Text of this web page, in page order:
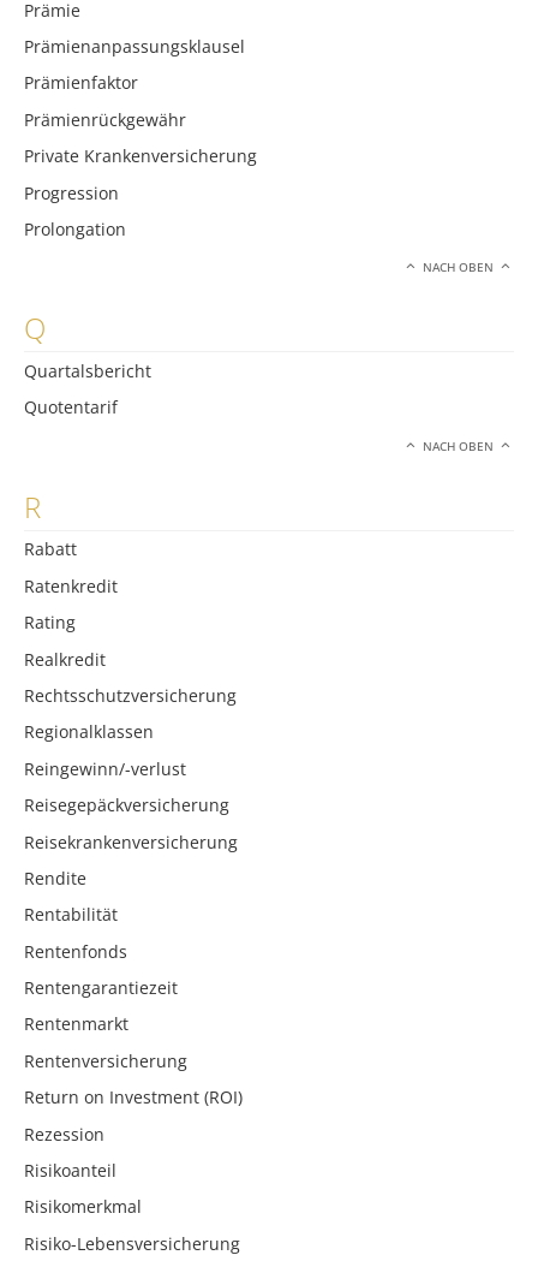
Prämie
Prämienanpassungsklausel
Prämienfaktor
Prämienrückgewähr
Private Krankenversicherung
Progression
Prolongation
NACH OBEN
Q
Quartalsbericht
Quotentarif
NACH OBEN
R
Rabatt
Ratenkredit
Rating
Realkredit
Rechtsschutzversicherung
Regionalklassen
Reingewinn/-verlust
Reisegepäckversicherung
Reisekrankenversicherung
Rendite
Rentabilität
Rentenfonds
Rentengarantiezeit
Rentenmarkt
Rentenversicherung
Return on Investment (ROI)
Rezession
Risikoanteil
Risikomerkmal
Risiko-Lebensversicherung